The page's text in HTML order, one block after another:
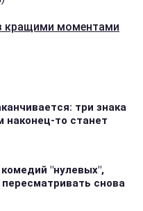
кращими моментами
три знака
наконец-то станет
"нулевых",
снова